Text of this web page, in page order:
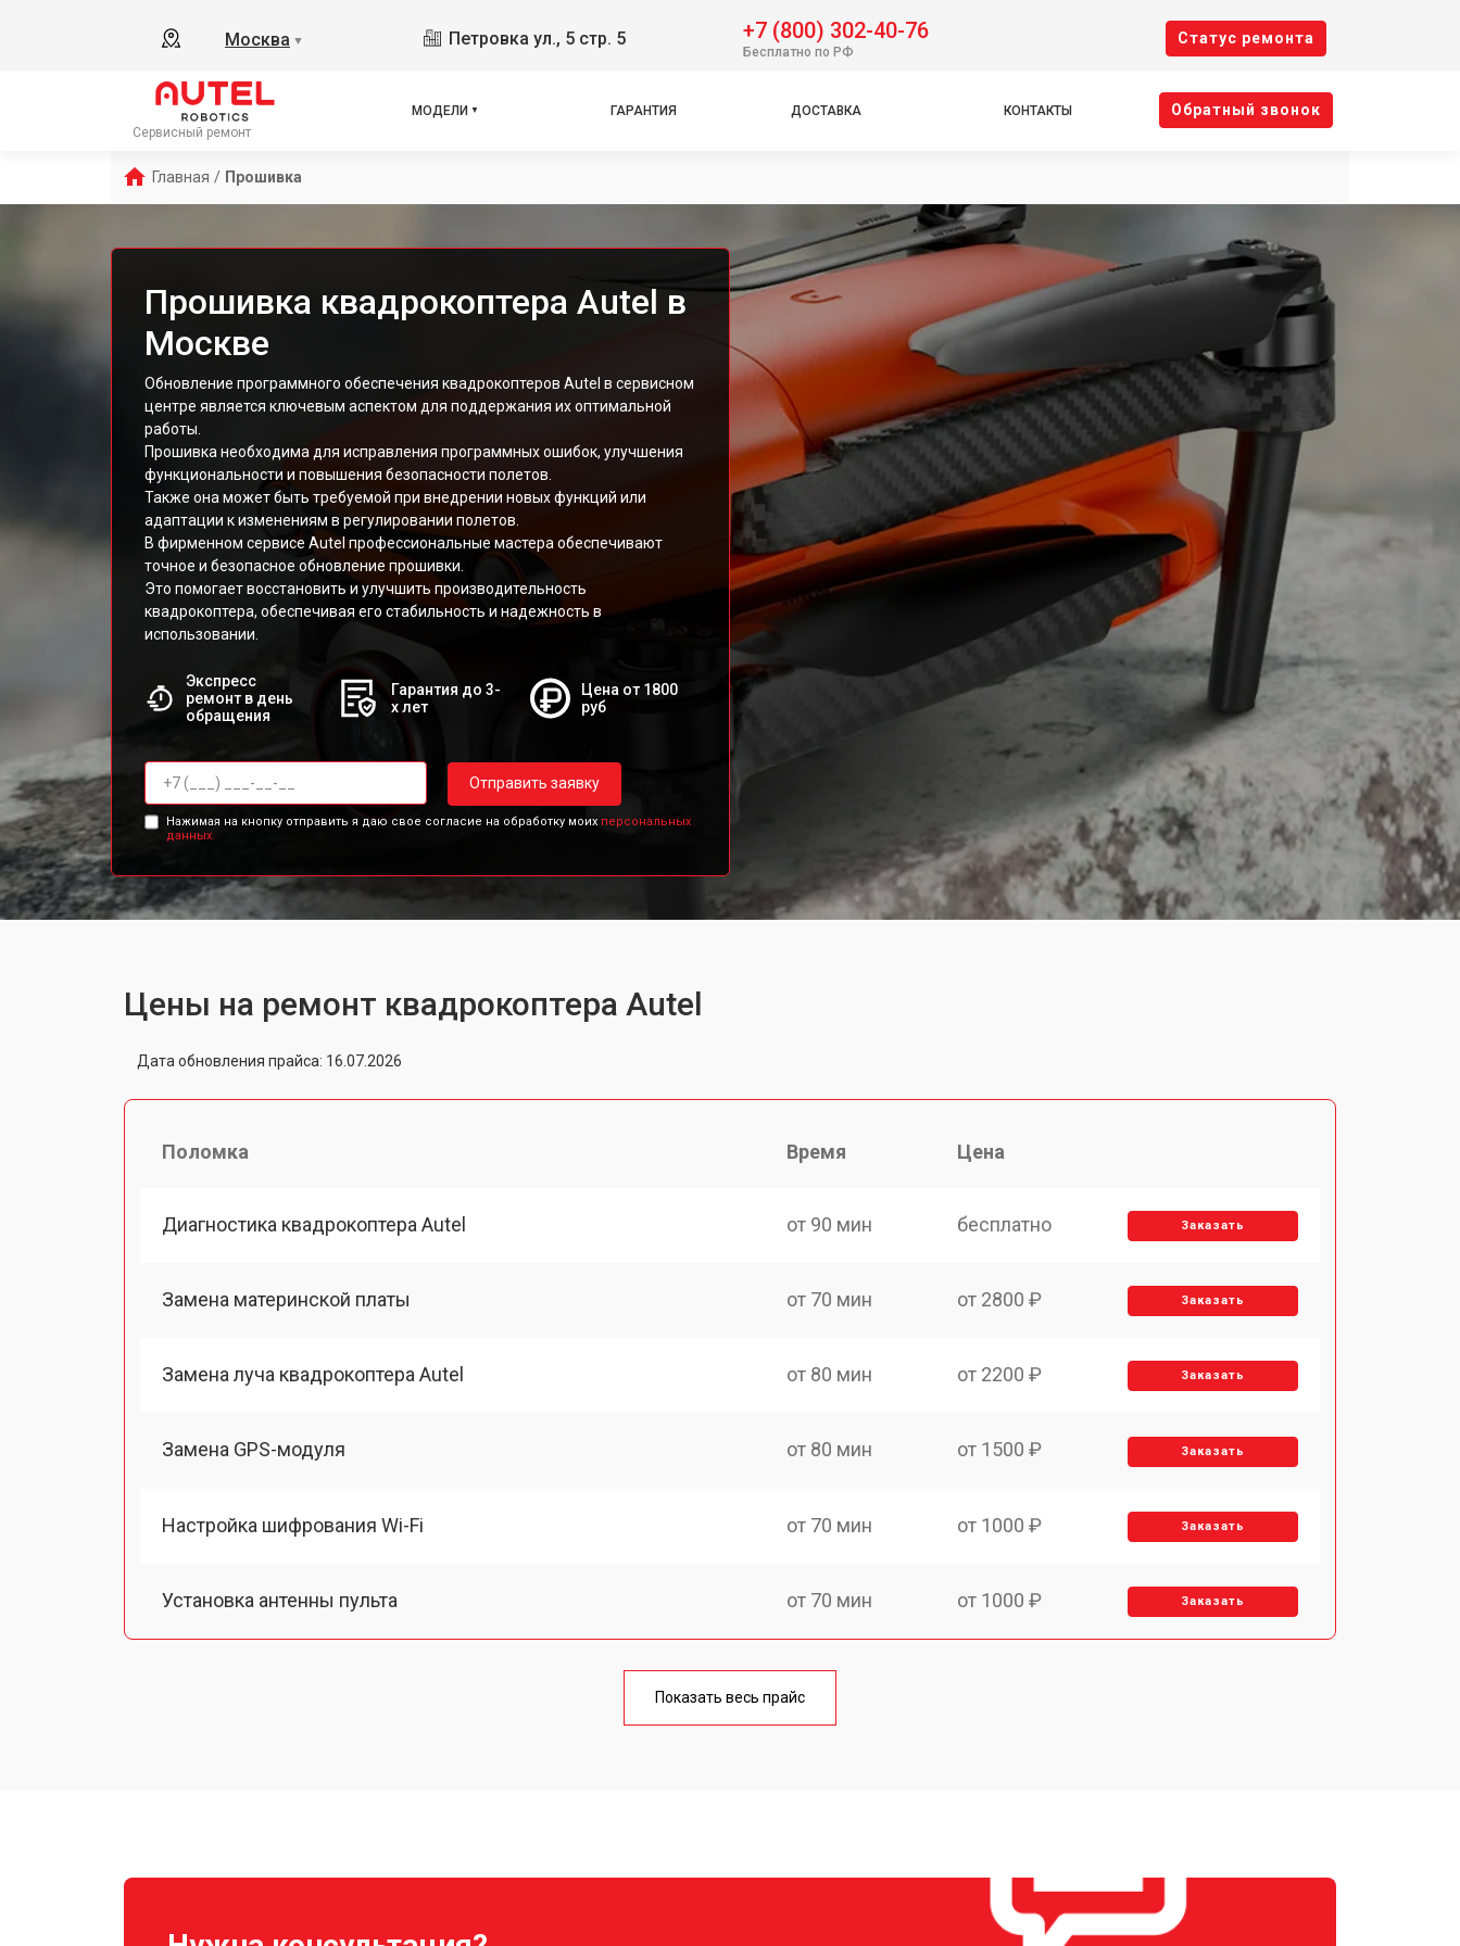
Москва ▼ Петровка ул., 5 стр. 5 +7 (800) 302-40-76
Бесплатно по РФ
Cтатус ремонта
Сервисный ремонт
МОДЕЛИ ГАРАНТИЯ ДОСТАВКА КОНТАКТЫ Oбратный звонок
Главная / Прошивка
Прошивка квадрокоптера Autel в
Москве
Обновление программного обеспечения квадрокоптеров Autel в сервисном
центре является ключевым аспектом для поддержания их оптимальной
работы.
Прошивка необходима для исправления программных ошибок, улучшения
функциональности и повышения безопасности полетов.
Также она может быть требуемой при внедрении новых функций или
адаптации к изменениям в регулировании полетов.
В фирменном сервисе Autel профессиональные мастера обеспечивают
точное и безопасное обновление прошивки.
Это помогает восстановить и улучшить производительность
квадрокоптера, обеспечивая его стабильность и надежность в
использовании.
Экспресс
ремонт в день
обращения
Гарантия до 3-
х лет
Цена от 1800
руб
Отправить заявку
Нажимая на кнопку отправить я даю свое согласие на обработку моих персональных
данных.
Цены на ремонт квадрокоптера Autel
Дата обновления прайса: 16.07.2026
Поломка Время Цена
Диагностика квадрокоптера Autel от 90 мин бесплатно Заказать
Замена материнской платы от 70 мин от 2800 ₽ Заказать
Замена луча квадрокоптера Autel от 80 мин от 2200 ₽ Заказать
Замена GPS-модуля от 80 мин от 1500 ₽ Заказать
Настройка шифрования Wi-Fi от 70 мин от 1000 ₽ Заказать
Установка антенны пульта от 70 мин от 1000 ₽ Заказать
от 50 мин
от 3600 ₽
Показать весь прайс